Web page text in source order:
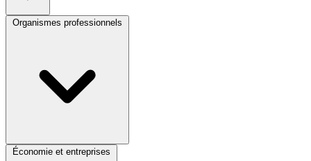
Organismes professionnels
Économie et entreprises